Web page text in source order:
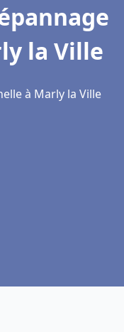
la Ville
à Marly la Ville